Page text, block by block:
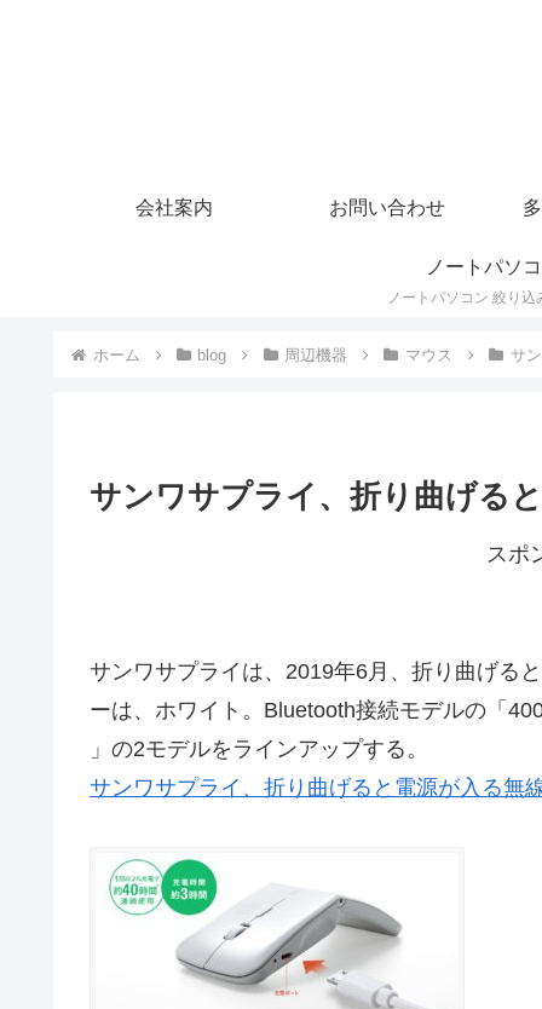
会社案内 お問い合わせ
ノートパソ
ホーム blog 周辺機器 マウス サ
サンワサプライ、折り曲げる
スポ
サンワサプライは、2019年6月、折り曲げる
ーは、ホワイト。Bluetooth接続モデルの「
」の2モデルをラインアップする。
サンワサプライ、折り曲げると電源が入る無